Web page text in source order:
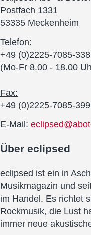
Postfach 1331
53335 Meckenheim
Telefon:
+49 (0)2225-7085-338
(Mo-Fr 8.00 - 18.00
Fax:
+49 (0)2225-7085-399
E-Mail:
Über eclipsed
eclipsed ist ein in
Musikmagazin und
im Handel. Es richtet
Rockmusik, die Lust
immer neue